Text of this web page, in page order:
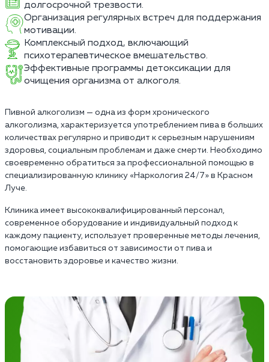
долгосрочной трезвости.
Организация регулярных встреч для поддержания
мотивации.
Комплексный подход, включающий
психотерапевтическое вмешательство.
Эффективные программы детоксикации для
очищения организма от алкоголя.
Пивной алкоголизм — одна из форм хронического
алкоголизма, характеризуется употреблением пива в больших
количествах регулярно и приводит к серьезным нарушениям
здоровья, социальным проблемам и даже смерти. Необходимо
своевременно обратиться за профессиональной помощью в
специализированную клинику «Наркология 24/7» в Красном
Луче.
Клиника имеет высококвалифицированный персонал,
современное оборудование и индивидуальный подход к
каждому пациенту, использует проверенные методы лечения,
помогающие избавиться от зависимости от пива и
восстановить здоровье и качество жизни.